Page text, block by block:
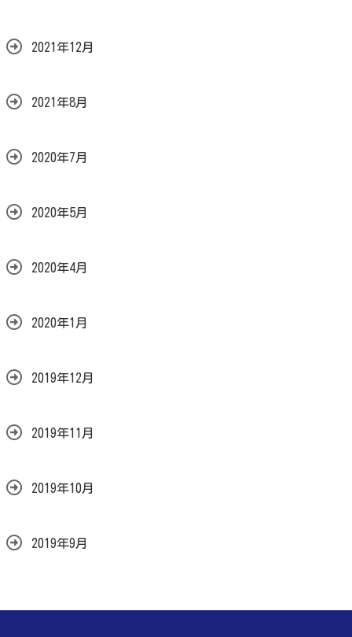
2021年12月
2021年8月
2020年7月
2020年5月
2020年4月
2020年1月
2019年12月
2019年11月
2019年10月
2019年9月